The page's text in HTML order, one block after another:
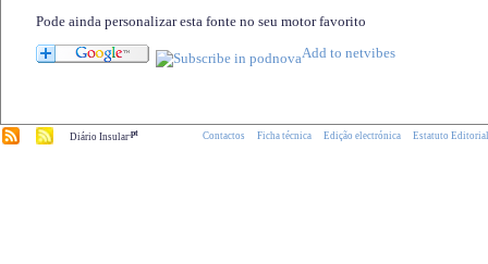
Pode ainda personalizar esta fonte no seu motor favorito
Diário Insular.pt Contactos Ficha técnica Edição electrónica Estatuto Editorial